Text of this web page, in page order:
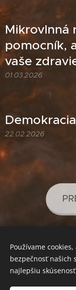
Mikrovlnná
pomocník,
vaše
01.03.2026
22.02.2026
Používame
bezpečnosť našich
najlepšiu